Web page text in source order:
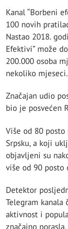
Kanal “Borbeni
100 novih
Nastao 2018.
Efektivi” može
200.000 osoba
nekoliko mjeseci.
Značajan udio
bio je posvećen
Više od 80 posto
Srpsku, a koji
objavljeni su
više od 90 posto
Detektor
Telegram
aktivnost i
značajno